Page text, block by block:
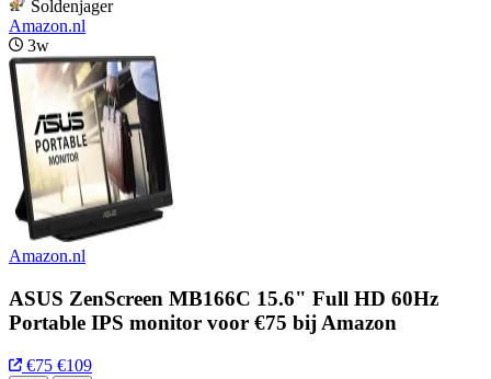
Soldenjager
Amazon.nl
3w
Amazon.nl
ASUS ZenScreen MB166C 15.6" Full HD 60Hz
Portable IPS monitor voor €75 bij Amazon
€75 €109